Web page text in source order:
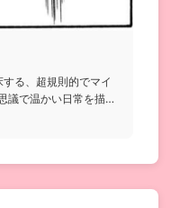
る、超規則的でマイ
議で温かい日常を描